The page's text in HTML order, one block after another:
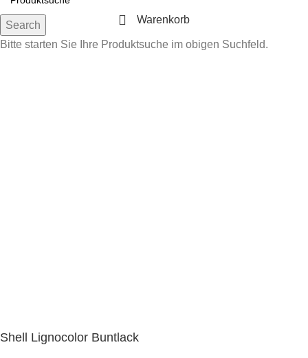
Search
Bitte starten Sie Ihre Produktsuche im obigen Suchfeld.
Warenkorb
Shell Lignocolor Buntlack